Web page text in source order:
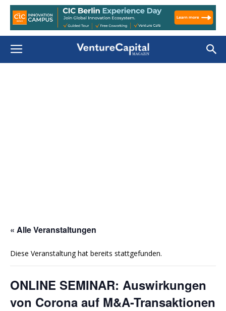
« Alle Veranstaltungen
Diese Veranstaltung hat bereits stattgefunden.
ONLINE SEMINAR: Auswirkungen
von Corona auf M&A-Transaktionen